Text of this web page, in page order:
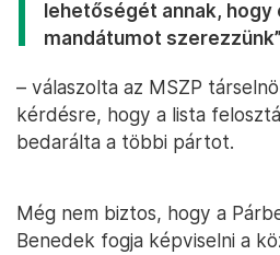
lehetőségét annak,
mandátumot szerezzünk”
– válaszolta az MSZP
kérdésre, hogy a lista
bedarálta a többi pártot.
Még nem biztos, hogy a
Benedek fogja képviselni a